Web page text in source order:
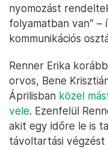
nyomozást
folyamatban van” –
kommunikációs
Renner Erika
orvos, Bene
Áprilisban közel
vele. Ezenfelül
akit egy időre le is
távoltartási